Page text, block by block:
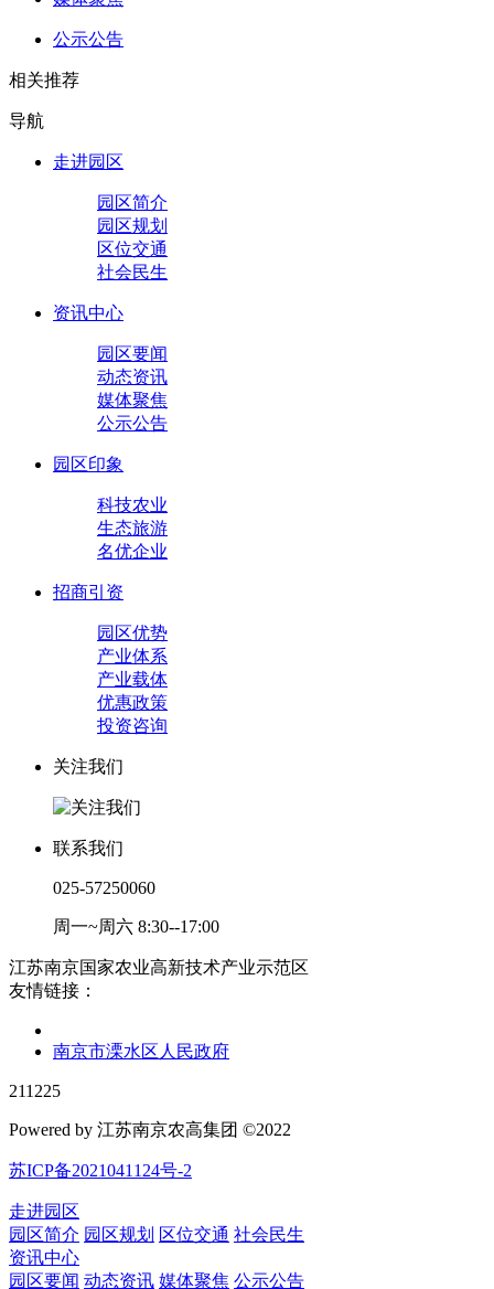
公示公告
相关推荐
导航
走进园区
园区简介
园区规划
区位交通
社会民生
资讯中心
园区要闻
动态资讯
媒体聚焦
公示公告
园区印象
科技农业
生态旅游
名优企业
招商引资
园区优势
产业体系
产业载体
优惠政策
投资咨询
关注我们
联系我们
025-57250060
周一~周六 8:30--17:00
江苏南京国家农业高新技术产业示范区
友情链接：
南京市溧水区人民政府
211225
Powered by 江苏南京农高集团 ©2022
苏ICP备2021041124号-2
走进园区
园区简介 园区规划 区位交通 社会民生
资讯中心
园区要闻 动态资讯 媒体聚焦 公示公告